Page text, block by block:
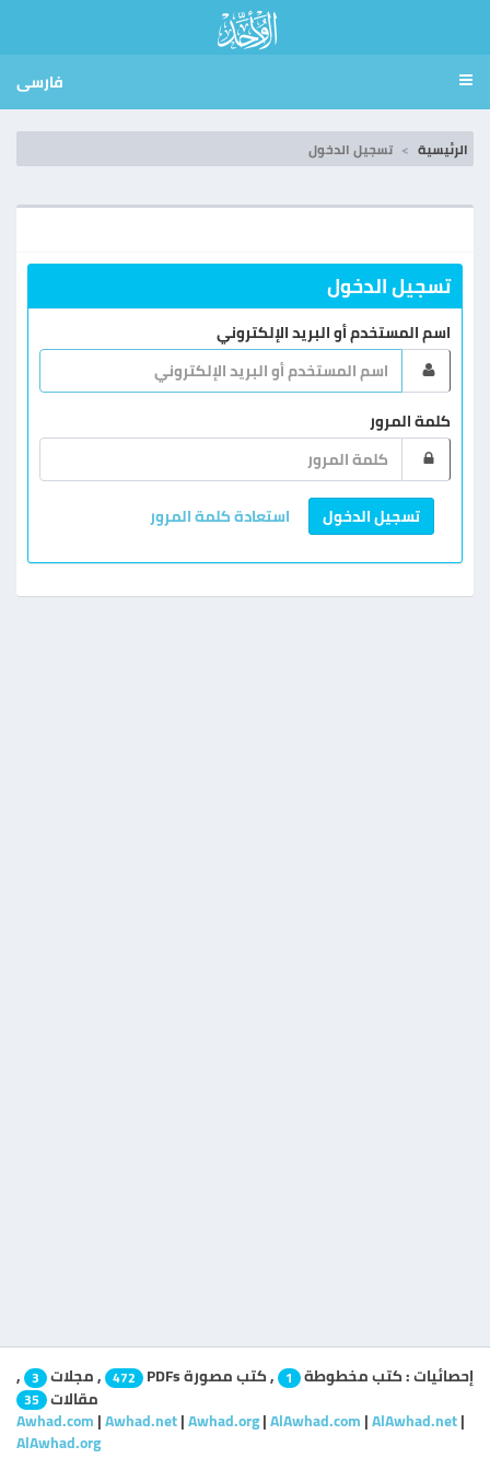
فارسی
الرئيسية تسجيل الدخول
تسجيل الدخول
اسم المستخدم أو البريد الإلكتروني
كلمة المرور
تسجيل الدخول استعادة كلمة المرور
إحصائيات :كتب مخطوطة 1
,كتب مصورة PDFs 472
,مجلات 3
,
مقالات 35
Awhad.com|Awhad.net|Awhad.org|AlAwhad.com|AlAwhad.net|
AlAwhad.org